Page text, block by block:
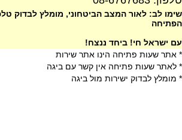
שימו לב: לאור המצב הביטחוני, מומלץ לבדוק
הפתיחה
עם ישראל חי! ביחד ננצח!
* אתר שעות פתיחה הינו אתר שירות
* לאתר שעות פתיחה אין קשר עם ביגה
* מומלץ לבדוק ישירות מול ביגה